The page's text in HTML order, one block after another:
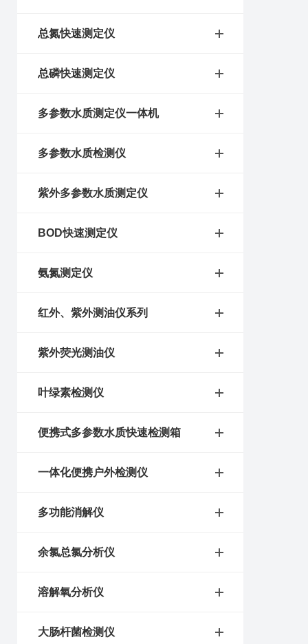
总氮快速测定仪
总磷快速测定仪
多参数水质测定仪一体机
多参数水质检测仪
紫外多参数水质测定仪
BOD快速测定仪
氨氮测定仪
红外、紫外测油仪系列
紫外荧光测油仪
叶绿素检测仪
便携式多参数水质快速检测箱
一体化便携户外检测仪
多功能消解仪
余氯总氯分析仪
溶解氧分析仪
大肠杆菌检测仪